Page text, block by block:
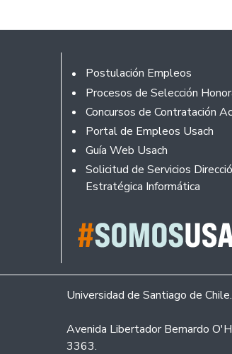
Footer
Postulación Empleos
Procesos de Selección
Concursos de Contratación
Portal de Empleos Usach
Guía Web Usach
Solicitud de Servicios
Estratégica Informática
Universidad de Santiago de Chile.
Avenida Libertador Bernardo
3363.